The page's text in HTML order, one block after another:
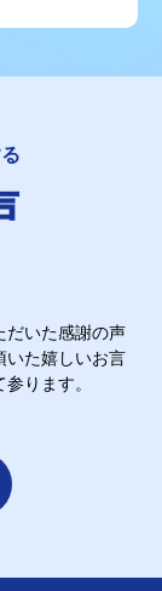
だいた感謝の声
いた嬉しいお言
ります。